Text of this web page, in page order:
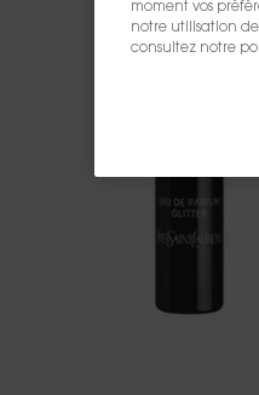
moment vos
notre utilisation de
consultez notre